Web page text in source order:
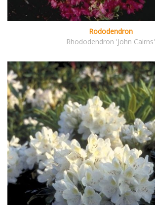
Rododendron
Rhododendron 'John Cairns'